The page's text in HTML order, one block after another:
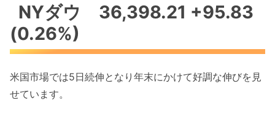
NYダウ 36,398.21 +95.83
(0.26%)
米国市場では5日続伸となり年末にかけて好調な伸びを見
せています。